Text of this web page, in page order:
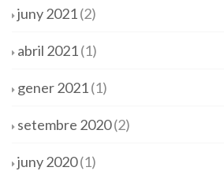
juny 2021(2)
abril 2021(1)
gener 2021(1)
setembre 2020(2)
juny 2020(1)